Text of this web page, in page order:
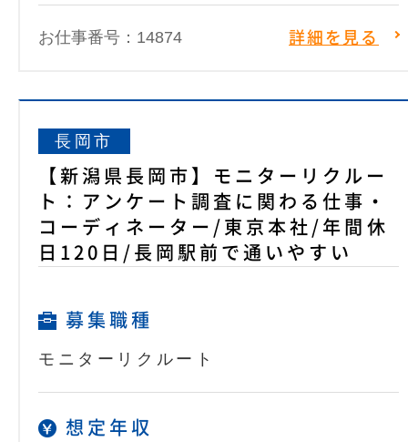
お仕事番号：14874 詳細を見る
長岡市
【新潟県長岡市】モニターリクルー
ト：アンケート調査に関わる仕事・
コーディネーター/東京本社/年間休
日120日/長岡駅前で通いやすい
募集職種
モニターリクルート
想定年収